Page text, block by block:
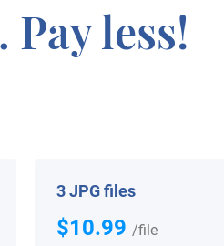
less!
3 JPG files
$10.99 /file